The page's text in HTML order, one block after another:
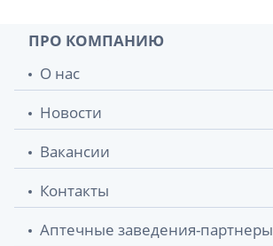
ПРО КОМПАНИЮ
О нас
Новости
Вакансии
Контакты
Аптечные заведения-партнеры